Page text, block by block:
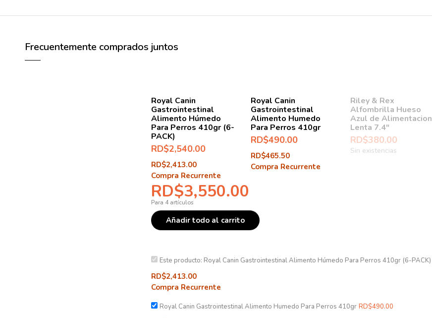
Frecuentemente comprados juntos
Royal Canin
Gastrointestinal
Alimento Húmedo
Para Perros 410gr (6-
PACK)
RD$2,540.00
RD$2,413.00
Compra Recurrente
Royal Canin
Gastrointestinal
Alimento Humedo
Para Perros 410gr
RD$490.00
RD$465.50
Compra Recurrente
Riley & Rex
Alfombrilla Hueso
Azul de Alimentacion
Lenta 7.4″
RD$380.00
Sin existencias
RD$3,550.00
Para 4 artículos
Añadir todo al carrito
Este producto: Royal Canin Gastrointestinal Alimento Húmedo Para Perros 410gr (6-PACK)
RD$2,413.00
Compra Recurrente
Royal Canin Gastrointestinal Alimento Humedo Para Perros 410gr RD$490.00